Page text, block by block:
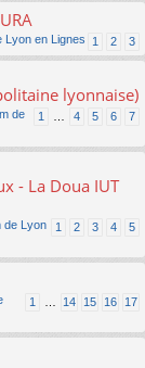
1 2 3
Lyon en Lignes
lyonnaise)
1 4 5 6 7
de
- La Doua IUT
1 2 3 4 5
de Lyon
1 14 15 16 17